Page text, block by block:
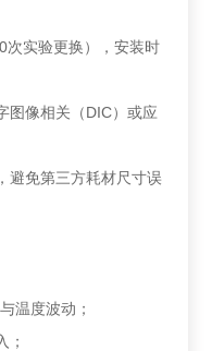
实验更换），安装时
像相关（DIC）或应
免第三方耗材尺寸误
温度波动；